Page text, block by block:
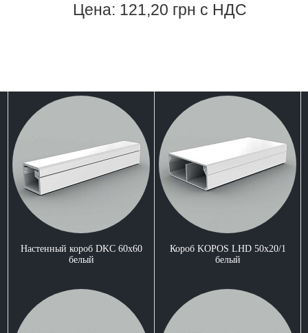
Цена: 121,20 грн с НДС
Настенный короб DKC 60x60
белый
Короб KOPOS LHD 50x20/1
белый